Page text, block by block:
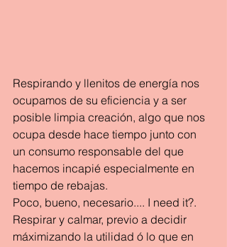
Respirando y llenitos de energía nos
ocupamos de su eficiencia y a ser
posible limpia creación, algo que nos
ocupa desde hace tiempo junto con
un consumo responsable del que
hacemos incapié especialmente en
tiempo de rebajas.
Poco, bueno, necesario.... I need it?.
Respirar y calmar, previo a decidir
máximizando la utilidad ó lo que en